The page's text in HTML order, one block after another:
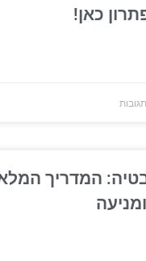
כאן!
המדריך המלא